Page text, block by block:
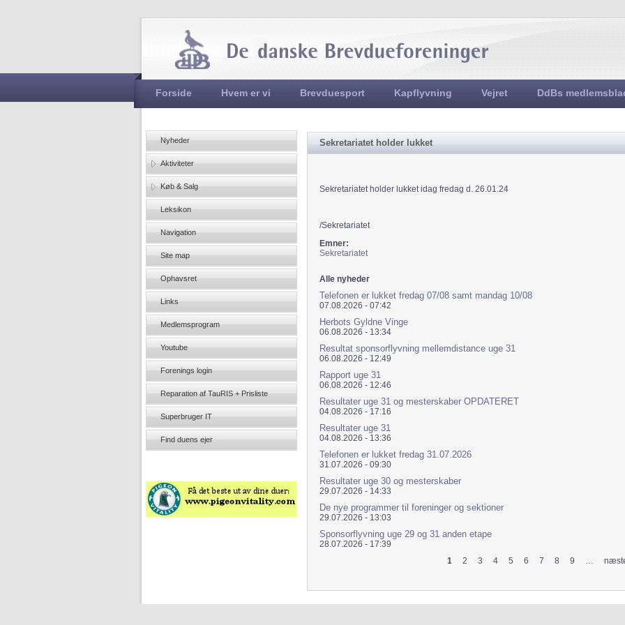
Hovedmenu
Forside Hvem er vi Brevduesport Kapflyvning Vejret DdBs
Sekretariatet holder lukket
Sekretariatet holder lukket idag fredag d. 26.01.24
/Sekretariatet
Emner:
Sekretariatet
Alle nyheder
Telefonen er lukket fredag 07/08 samt mandag 10/08
07.08.2026 - 07:42
Herbots Gyldne Vinge
06.08.2026 - 13:34
Resultat sponsorflyvning mellemdistance uge 31
06.08.2026 - 12:49
Rapport uge 31
06.08.2026 - 12:46
Resultater uge 31 og mesterskaber OPDATERET
04.08.2026 - 17:16
Resultater uge 31
04.08.2026 - 13:36
Telefonen er lukket fredag 31.07.2026
31.07.2026 - 09:30
Resultater uge 30 og mesterskaber
29.07.2026 - 14:33
De nye programmer til foreninger og sektioner
29.07.2026 - 13:03
Sponsorflyvning uge 29 og 31 anden etape
28.07.2026 - 17:39
1 2 3 4 5 6 7 8 9 …
Nyheder
Aktiviteter
Køb & Salg
Leksikon
Navigation
Site map
Ophavsret
Links
Medlemsprogram
Youtube
Forenings login
Reparation af TauRIS + Prisliste
Superbruger IT
Find duens ejer